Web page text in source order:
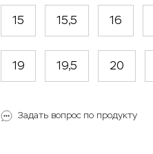
15 15,5 16
19 19,5 20
Задать вопрос по продукту